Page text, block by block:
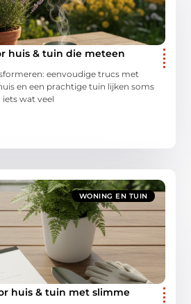
huis & tuin die meteen
eenvoudige trucs met
en een prachtige tuin lijken soms
iets wat veel
WONING EN TUIN
huis & tuin met slimme